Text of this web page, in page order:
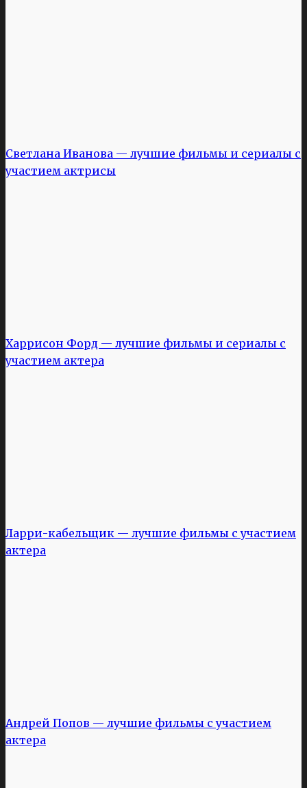
Светлана Иванова — лучшие фильмы и сериалы с
участием актрисы
Харрисон Форд — лучшие фильмы и сериалы с
участием актера
Ларри-кабельщик — лучшие фильмы с участием
актера
Андрей Попов — лучшие фильмы с участием
актера